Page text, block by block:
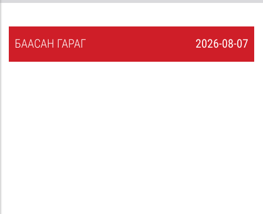
2026-08-07
БААСАН ГАРАГ